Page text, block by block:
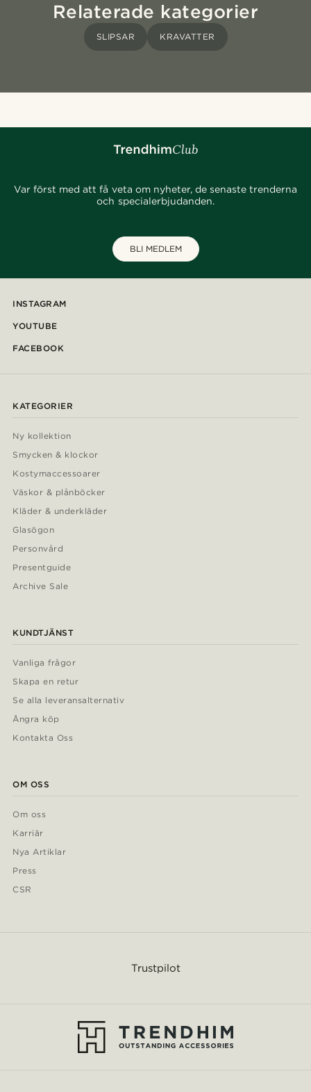
Relaterade kategorier
SLIPSAR KRAVATTER
Var först med att få veta om nyheter, de senaste trenderna
och specialerbjudanden.
BLI MEDLEM
INSTAGRAM
YOUTUBE
FACEBOOK
KATEGORIER
Ny kollektion
Smycken & klockor
Kostymaccessoarer
Väskor & plånböcker
Kläder & underkläder
Glasögon
Personvård
Presentguide
Archive Sale
KUNDTJÄNST
Vanliga frågor
Skapa en retur
Se alla leveransalternativ
Ångra köp
Kontakta Oss
OM OSS
Om oss
Karriär
Nya Artiklar
Press
CSR
Trustpilot